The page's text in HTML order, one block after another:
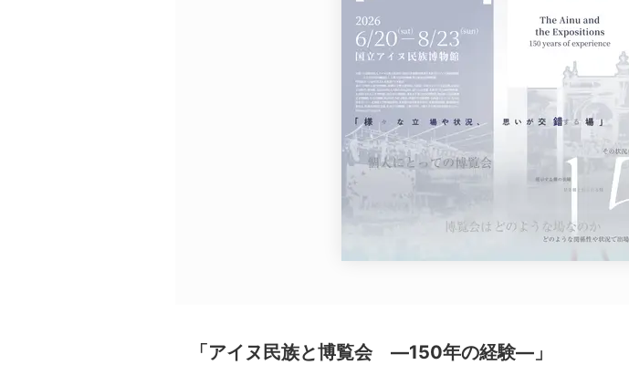
「アイヌ民族と博覧会 ―150年の経験―」